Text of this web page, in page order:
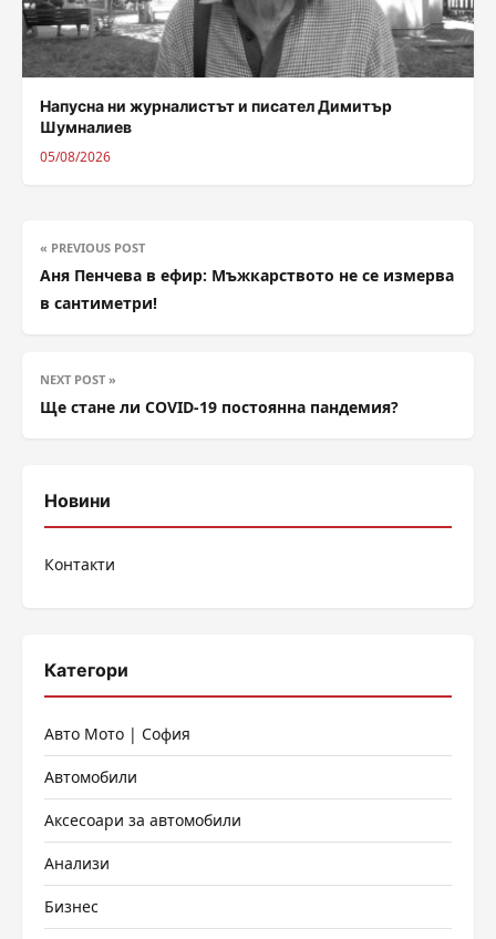
Напусна ни журналистът и писател Димитър
Шумналиев
05/08/2026
« PREVIOUS POST
Аня Пенчева в ефир: Мъжкарството не се измерва
в сантиметри!
NEXT POST »
Ще стане ли COVID-19 постоянна пандемия?
Новини
Контакти
Категори
Авто Мото | София
Автомобили
Аксесоари за автомобили
Анализи
Бизнес